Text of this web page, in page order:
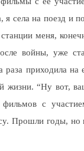
села на поезд и
меня,
войны, уже
приходила на
жизни. “Ну вот,
с
Прошли годы, но